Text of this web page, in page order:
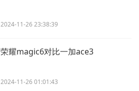
2024-11-26 23:38:39
荣耀magic6对比一加ace3
2024-11-26 01:01:43